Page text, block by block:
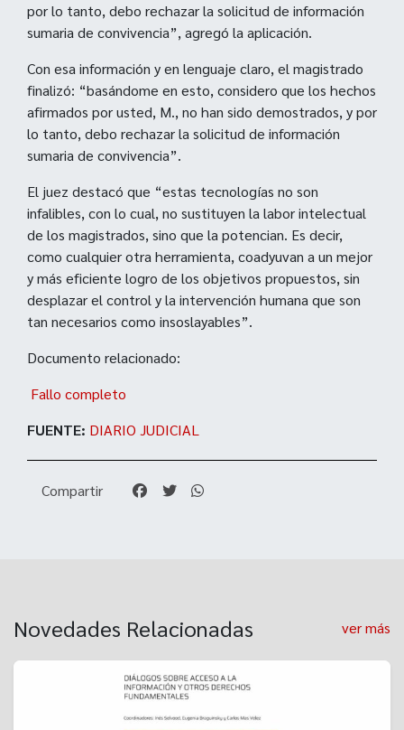
por lo tanto, debo rechazar la solicitud de información
sumaria de convivencia”, agregó la aplicación.
Con esa información y en lenguaje claro, el magistrado
finalizó: “basándome en esto, considero que los hechos
afirmados por usted, M., no han sido demostrados, y por
lo tanto, debo rechazar la solicitud de información
sumaria de convivencia”.
El juez destacó que “estas tecnologías no son
infalibles, con lo cual, no sustituyen la labor intelectual
de los magistrados, sino que la potencian. Es decir,
como cualquier otra herramienta, coadyuvan a un mejor
y más eficiente logro de los objetivos propuestos, sin
desplazar el control y la intervención humana que son
tan necesarios como insoslayables”.
Documento relacionado:
Fallo completo
FUENTE: DIARIO JUDICIAL
Compartir
Novedades Relacionadas ver más